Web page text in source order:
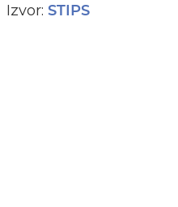
Izvor: STIPS